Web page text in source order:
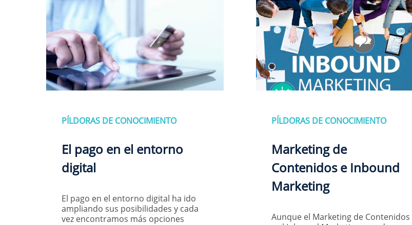
PÍLDORAS DE CONOCIMIENTO
El pago en el entorno
digital
El pago en el entorno digital ha ido
ampliando sus posibilidades y cada
vez encontramos más opciones
PÍLDORAS DE CONOCIMIENTO
Marketing de
Contenidos e Inbound
Marketing
Aunque el Marketing de Contenidos